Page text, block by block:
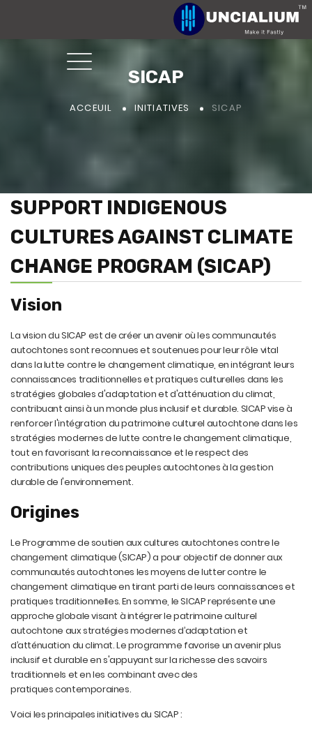
SICAP
ACCEUIL INITIATIVES SICAP
SUPPORT INDIGENOUS
CULTURES AGAINST CLIMATE
CHANGE PROGRAM (SICAP)
Vision
La vision du SICAP est de créer un avenir où les communautés
autochtones sont reconnues et soutenues pour leur rôle vital
dans la lutte contre le changement climatique, en intégrant leurs
connaissances traditionnelles et pratiques culturelles dans les
stratégies globales d'adaptation et d'atténuation du climat,
contribuant ainsi à un monde plus inclusif et durable. SICAP vise à
renforcer l'intégration du patrimoine culturel autochtone dans les
stratégies modernes de lutte contre le changement climatique,
tout en favorisant la reconnaissance et le respect des
contributions uniques des peuples autochtones à la gestion
durable de l'environnement.
Origines
Le Programme de soutien aux cultures autochtones contre le
changement climatique (SICAP) a pour objectif de donner aux
communautés autochtones les moyens de lutter contre le
changement climatique en tirant parti de leurs connaissances et
pratiques traditionnelles. En somme, le SICAP représente une
approche globale visant à intégrer le patrimoine culturel
autochtone aux stratégies modernes d’adaptation et
d’atténuation du climat. Le programme favorise un avenir plus
inclusif et durable en s'appuyant sur la richesse des savoirs
traditionnels et en les combinant avec des
pratiques contemporaines.
Voici les principales initiatives du SICAP :